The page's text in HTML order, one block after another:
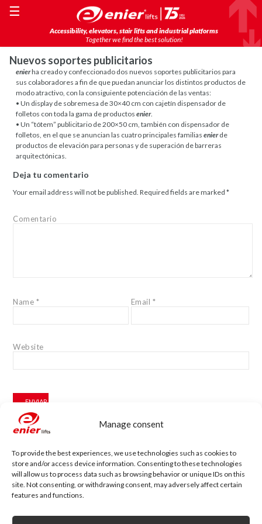
Manage consent
To provide the best experiences, we use technologies such as cookies to
store and/or access device information. Consenting to these technologies
will allow us to process data such as browsing behavior or unique IDs on this
site. Not consenting, or withdrawing consent, may adversely affect certain
features and functions.
Accessibility, elevators, stair lifts and industrial platforms
Together we find the best solution!
☰
Nuevos soportes publicitarios
enierha creado y confeccionado dos nuevos soportes publicitarios para
sus colaboradores a fin de que puedan anunciar los distintos productos de
modo atractivo, con la consiguiente potenciación de las ventas:
• Un display de sobremesa de 30×40 cm con cajetín dispensador de
folletos con toda la gama de productosenier.
• Un “tótem” publicitario de 200×50 cm, también con dispensador de
folletos, en el que se anuncian las cuatro principales familiasenierde
productos de elevación para personas y de superación de barreras
arquitectónicas.
Deja tu comentario
Your email address will not be published. Required fields are marked*
Comentario
Name * Email *
Website
Accessibility Blog
Enier will be present at Interlift, the leading
world fair
present at Interlift...